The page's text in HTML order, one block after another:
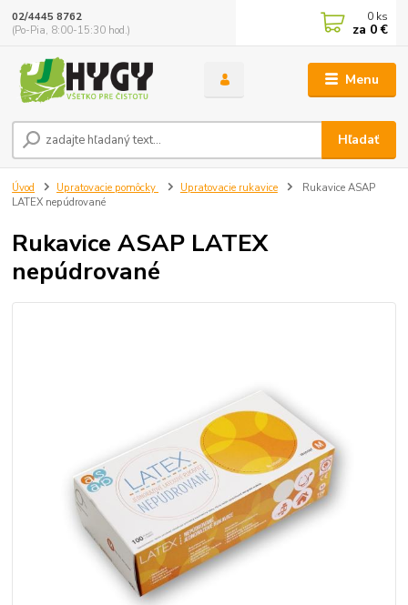
Menu
Hľadať
02/4445 8762
(Po-Pia, 8:00-15:30 hod.)
0 ks
za 0 €
Úvod Upratovacie pomôcky Upratovacie rukavice
Rukavice ASAP
LATEX nepúdrované
Rukavice ASAP LATEX
nepúdrované